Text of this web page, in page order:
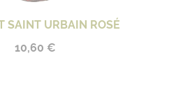
SAINT URBAIN ROSÉ
10,60 €